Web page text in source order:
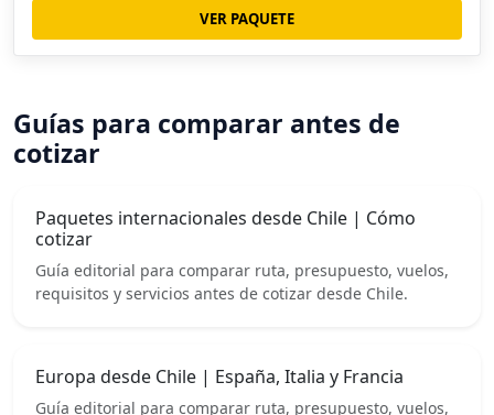
VER PAQUETE
Guías para comparar antes de
cotizar
Paquetes internacionales desde Chile | Cómo
cotizar
Guía editorial para comparar ruta, presupuesto, vuelos,
requisitos y servicios antes de cotizar desde Chile.
Europa desde Chile | España, Italia y Francia
Guía editorial para comparar ruta, presupuesto, vuelos,